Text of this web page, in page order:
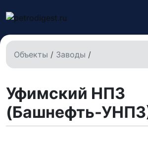
Объекты / Заводы /
Уфимский НПЗ
(Башнефть-